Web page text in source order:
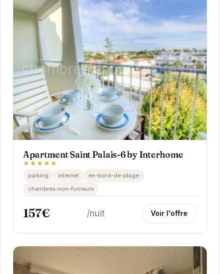
Apartment Saint Palais-6 by Interhome
★★★★★
parking internet
en-bord-de-plage
chambres-non-fumeurs
157€ /nuit Voir l'offre